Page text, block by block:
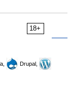
18+
Drupal,